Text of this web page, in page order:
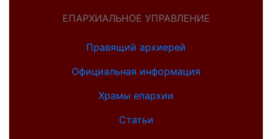
ЕПАРХИАЛЬНОЕ УПРАВЛЕНИЕ
Правящий архиерей
Официальная информация
Храмы епархии
Статьи